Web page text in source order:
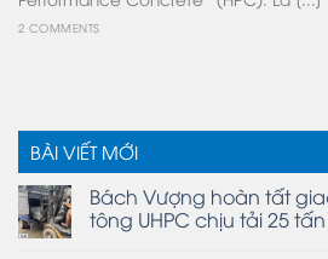
2 COMMENTS
BÀI VIẾT MỚI
Bách Vượng hoàn tất
tông UHPC chịu tải 25